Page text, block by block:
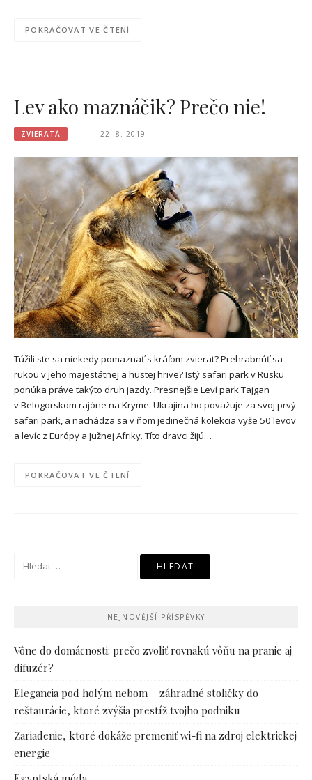
POKRAČOVAT VE ČTENÍ
Lev ako maznáčik? Prečo nie!
ZVIERATÁ 22. 8. 2019
Túžili ste sa niekedy pomaznať s kráľom zvierat? Prehrabnúť sa
rukou v jeho majestátnej a hustej hrive? Istý safari park v Rusku
ponúka práve takýto druh jazdy. Presnejšie Leví park Tajgan
v Belogorskom rajóne na Kryme. Ukrajina ho považuje za svoj prvý
safari park, a nachádza sa v ňom jedinečná kolekcia vyše 50 levov
a levíc z Európy a Južnej Afriky. Títo dravci žijú…
POKRAČOVAT VE ČTENÍ
Vyhledávání
NEJNOVĚJŠÍ PŘÍSPĚVKY
Vône do domácnosti: prečo zvoliť rovnakú vôňu na pranie aj
difuzér?
Elegancia pod holým nebom – záhradné stoličky do
reštaurácie, ktoré zvýšia prestíž tvojho podniku
Zariadenie, ktoré dokáže premeniť wi-fi na zdroj elektrickej
energie